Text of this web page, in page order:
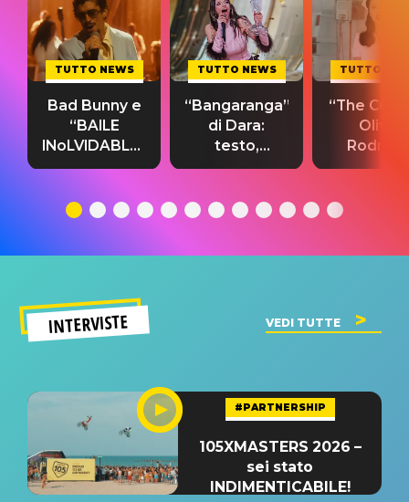
TUTTO NEWS
Bad Bunny e
“BAILE
INoLVIDABLE”:
testo,
significato
TUTTO NEWS
“Bangaranga”
di Dara:
testo,
traduzione e
del singolo
TUTTO
“The
Olivia
testo,
INTERVISTE VEDI TUTTE
#PARTNERSHIP
105XMASTERS 2026 –
sei stato
INDIMENTICABILE!